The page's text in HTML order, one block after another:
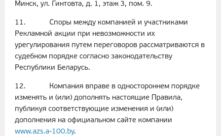
Минск, ул. Гинтовта, д. 1, этаж 3, пом. 9.
11. Споры между компанией и участниками
Рекламной акции при невозможности их
урегулирования путем переговоров рассматриваются в
судебном порядке согласно законодательству
Республики Беларусь.
12. Компания вправе в одностороннем порядке
изменять и (или) дополнять настоящие Правила,
публикуя соответствующие изменения и (или)
дополнения на официальном сайте компании
www.azs.a-100.by.